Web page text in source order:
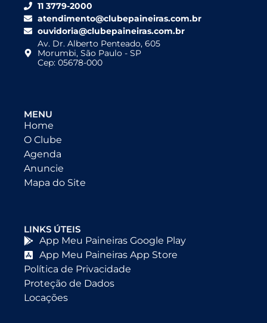
11 3779-2000
atendimento@clubepaineiras.com.br
ouvidoria@clubepaineiras.com.br
Av. Dr. Alberto Penteado, 605
Morumbi, São Paulo - SP
Cep: 05678-000
MENU
Home
O Clube
Agenda
Anuncie
Mapa do Site
LINKS ÚTEIS
App Meu Paineiras Google Play
App Meu Paineiras App Store
Política de Privacidade
Proteção de Dados
Locações